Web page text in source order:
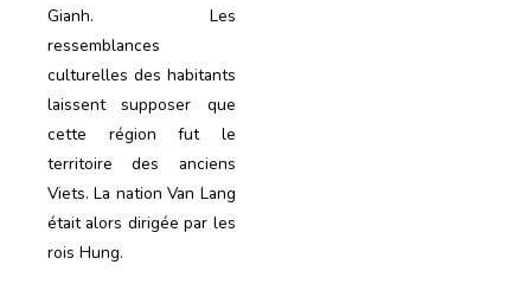
Gianh. Les
ressemblances
culturelles des habitants
laissent supposer que
cette région fut le
territoire des anciens
Viets. La nation Van Lang
était alors dirigée par les
rois Hung.